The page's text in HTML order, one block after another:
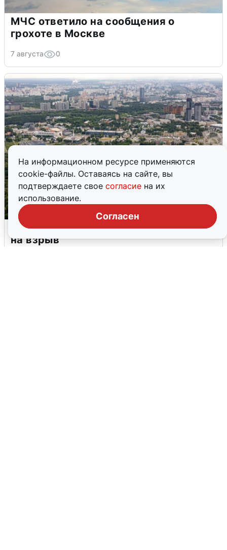
На информационном ресурсе применяются
cookie-файлы. Оставаясь на сайте, вы
подтверждаете свое согласие на их
использование.
Согласен
МЧС ответило на сообщения о
грохоте в Москве
7 августа 0
Москвичи услышали грохот, похожий
на взрыв